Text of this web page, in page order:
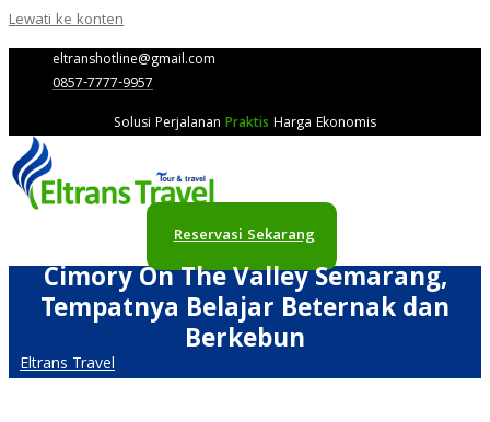
Lewati ke konten
eltranshotline@gmail.com
0857-7777-9957
Solusi Perjalanan Praktis Harga Ekonomis
Reservasi Sekarang
Cimory On The Valley Semarang,
Tempatnya Belajar Beternak dan
Berkebun
Eltrans Travel